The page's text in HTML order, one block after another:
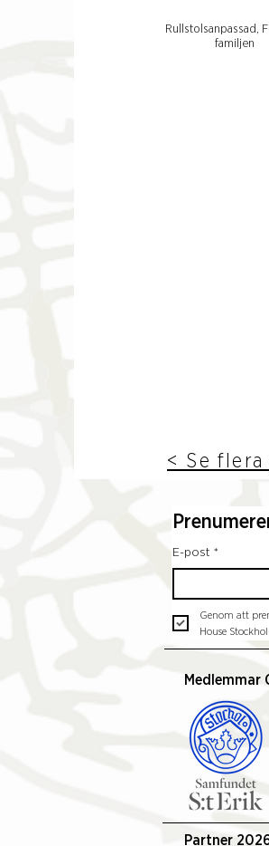
Rullstolsanpassad,
familjen
< Se
E-post *
Genom att
House
Medlemmar
Partner